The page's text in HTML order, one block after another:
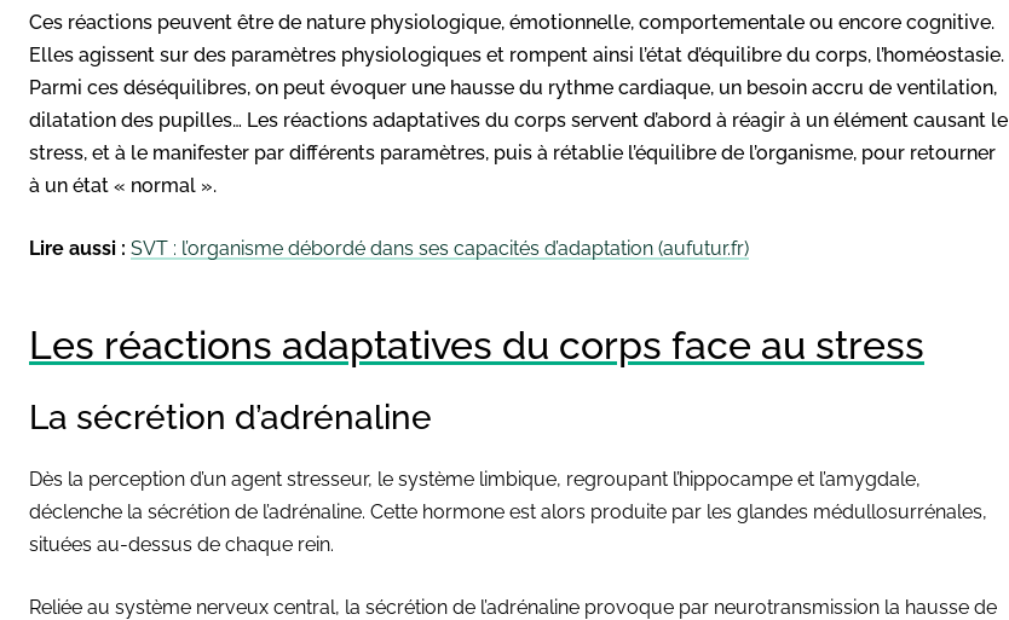
Ces réactions peuvent être de nature physiologique, émotionnelle, comportementale ou encore cognitive.
Elles agissent sur des paramètres physiologiques et rompent ainsi l’état d’équilibre du corps, l’homéostasie.
Parmi ces déséquilibres, on peut évoquer une hausse du rythme cardiaque, un besoin accru de ventilation,
dilatation des pupilles… Les réactions adaptatives du corps servent d’abord à réagir à un élément causant le
stress, et à le manifester par différents paramètres, puis à rétablie l’équilibre de l’organisme, pour retourner
à un état « normal ».
Lire aussi : SVT : l’organisme débordé dans ses capacités d’adaptation (aufutur.fr)
Les réactions adaptatives du corps face au stress
La sécrétion d’adrénaline
Dès la perception d’un agent stresseur, le système limbique, regroupant l’hippocampe et l’amygdale,
déclenche la sécrétion de l’adrénaline. Cette hormone est alors produite par les glandes médullosurrénales,
situées au-dessus de chaque rein.
Reliée au système nerveux central, la sécrétion de l’adrénaline provoque par neurotransmission la hausse de